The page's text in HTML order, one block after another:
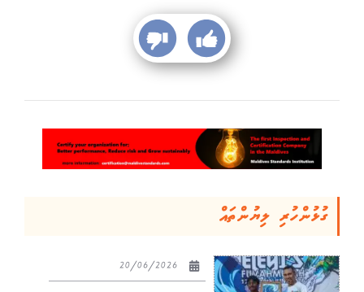
ގުޅުންހުރި ލިޔުންތައް